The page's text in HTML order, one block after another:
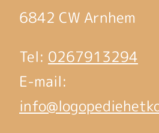
6842 CW Arnhem
Tel: 0267913294
E-mail: